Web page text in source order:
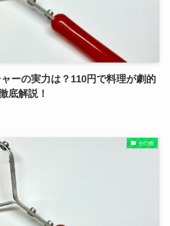
ーの実力は？110円で料理が劇的
底解説！
その他